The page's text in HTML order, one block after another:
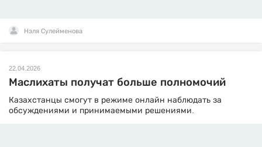
Нэля Сулейменова
22.04.2026
Маслихаты получат больше полномочий
Казахстанцы смогут в режиме онлайн наблюдать за
обсуждениями и принимаемыми решениями.